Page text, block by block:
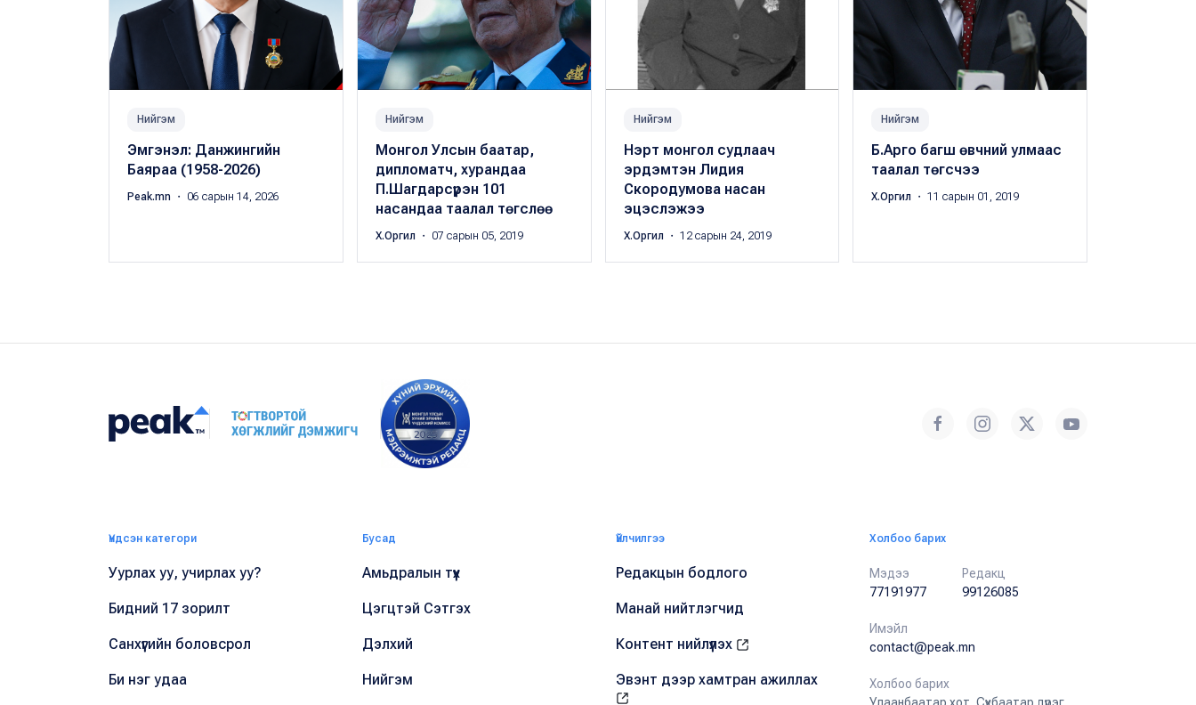
Нийгэм
Эмгэнэл: Данжингийн
Баяраа (1958-2026)
Peak.mn ・ 06 сарын 14, 2026
Нийгэм
Монгол Улсын баатар,
дипломатч, хурандаа
П.Шагдарсүрэн 101
насандаа таалал төгслөө
Х.Оргил ・ 07 сарын 05, 2019
Нийгэм
Нэрт монгол судлаач
эрдэмтэн Лидия
Скородумова насан
эцэслэжээ
Х.Оргил ・ 12 сарын 24, 2019
Нийгэм
Б.Арго багш өвчний улмаас
таалал төгсчээ
Х.Оргил ・ 11 сарын 01, 2019
Үндсэн категори
Уурлах уу, учирлах уу?
Бидний 17 зорилт
Санхүүгийн боловсрол
Би нэг удаа
Бусад
Амьдралын түүх
Цэгцтэй Сэтгэх
Дэлхий
Нийгэм
Үйлчилгээ
Редакцын бодлого
Манай нийтлэгчид
Контент нийлүүлэх
Эвэнт дээр хамтран ажиллах
Холбоо барих
Мэдээ
77191977
Редакц
99126085
Имэйл
contact@peak.mn
Холбоо барих
Улаанбаатар хот, Сүхбаатар дүүрэг,